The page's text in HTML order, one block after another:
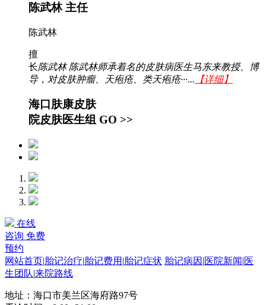
陈武林 主任
陈武林
擅
长陈武林 陈武林师承着名的皮肤病医生马东来教授、博
导，对皮肤肿瘤、天疱疮、类天疱疮···... 【详细】
海口肤康皮肤
院皮肤医生组 GO >>
在线
咨询 免费
预约
网站首页|胎记治疗|胎记费用 |胎记症状 胎记病因 |医院新闻|医
生团队|来院路线
地址：海口市美兰区海府路97号